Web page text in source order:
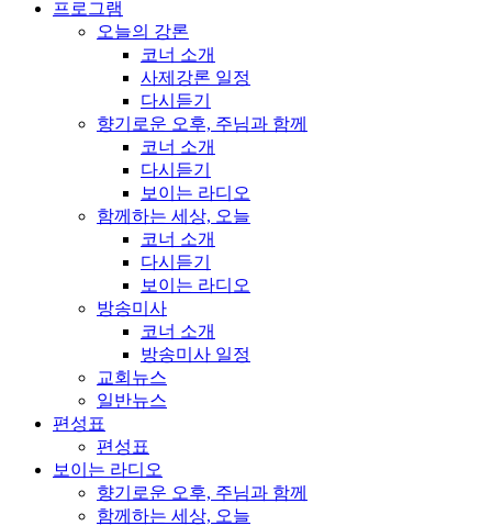
프로그램
오늘의 강론
코너 소개
사제강론 일정
다시듣기
향기로운 오후, 주님과 함께
코너 소개
다시듣기
보이는 라디오
함께하는 세상, 오늘
코너 소개
다시듣기
보이는 라디오
방송미사
코너 소개
방송미사 일정
교회뉴스
일반뉴스
편성표
편성표
보이는 라디오
향기로운 오후, 주님과 함께
함께하는 세상, 오늘